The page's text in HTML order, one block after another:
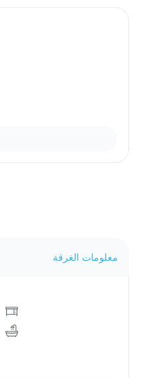
معلومات الغرفة